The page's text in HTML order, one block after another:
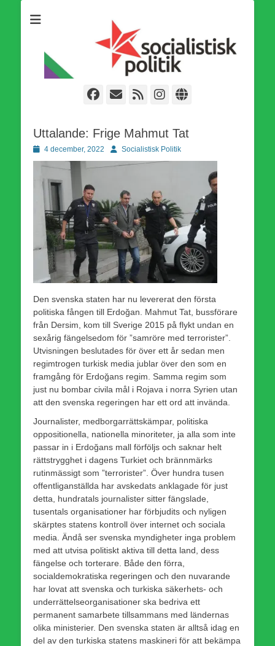
världsomfattande socialistiska Fjärde Internationalen och en viktig
tillgång i kampen för en socialistisk framtid!
Facebook
E-
Webbflöde
Instagram
Webbplats
Uttalande: Frige Mahmut Tat
Publicerad
den
4 december, 2022 Författare
Socialistisk Politik
Den svenska staten har nu levererat den första
politiska fången till Erdoğan. Mahmut Tat, bussförare
från Dersim, kom till Sverige 2015 på flykt undan en
sexårig fängelsedom för ”samröre med terrorister”.
Utvisningen beslutades för över ett år sedan men
regimtrogen turkisk media jublar över den som en
framgång för Erdoğans regim. Samma regim som
just nu bombar civila mål i Rojava i norra Syrien utan
att den svenska regeringen har ett ord att invända.
Journalister, medborgarrättskämpar, politiska
oppositionella, nationella minoriteter, ja alla som inte
passar in i Erdoğans mall förföljs och saknar helt
rättstrygghet i dagens Turkiet och brännmärks
rutinmässigt som ”terrorister”. Över hundra tusen
offentliganställda har avskedats anklagade för just
detta, hundratals journalister sitter fängslade,
tusentals organisationer har förbjudits och nyligen
skärptes statens kontroll över internet och sociala
media. Ändå ser svenska myndigheter inga problem
med att utvisa politiskt aktiva till detta land, dess
fängelse och torterare. Både den förra,
socialdemokratiska regeringen och den nuvarande
har lovat att svenska och turkiska säkerhets- och
underrättelseorganisationer ska bedriva ett
permanent samarbete tillsammans med ländernas
olika ministerier. Den svenska staten är alltså idag en
del av den turkiska statens maskineri för att bekämpa